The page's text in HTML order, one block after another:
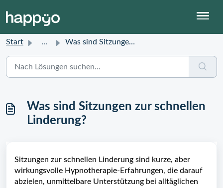
Start ... Was sind Sitzungen zur schnellen Linderung?
Was sind Sitzungen zur schnellen
Linderung?
Sitzungen zur schnellen Linderung sind kurze, aber
wirkungsvolle Hypnotherapie-Erfahrungen, die darauf
abzielen, unmittelbare Unterstützung bei alltäglichen